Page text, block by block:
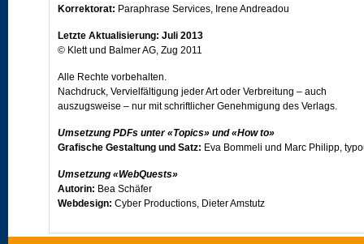
Korrektorat: Paraphrase Services, Irene Andreadou
Letzte Aktualisierung: Juli 2013
© Klett und Balmer AG, Zug 2011
Alle Rechte vorbehalten.
Nachdruck, Vervielfältigung jeder Art oder Verbreitung – auch
auszugsweise – nur mit schriftlicher Genehmigung des Verlags.
Umsetzung PDFs unter «Topics» und «How to»
Grafische Gestaltung und Satz: Eva Bommeli und Marc Philipp,
Umsetzung «WebQuests»
Autorin: Bea Schäfer
Webdesign: Cyber Productions, Dieter Amstutz
Umsetzung «Vocabulary/PET vocabulary exercises»